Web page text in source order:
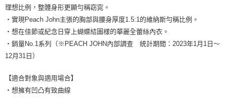
理想比例，整體身形更顯勻稱窈窕。
・實現Peach John主張的胸部與腰身厚度1.5:1的維納斯勻稱比例。
・想在佳節或紀念日穿上蝴蝶結圖樣的華麗全蕾絲內衣。
・銷量No.1系列（※PEACH JOHN內部調查 統計期間：2023年1月1日～
12月31日）
【適合對象與適用場合】
・想擁有凹凸有致曲線